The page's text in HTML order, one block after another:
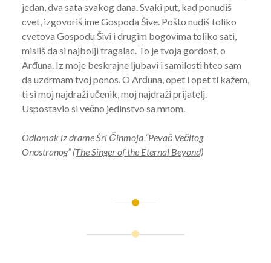
jedan, dva sata svakog dana. Svaki put, kad ponudiš
cvet, izgovoriš ime Gospoda Šive. Pošto nudiš toliko
cvetova Gospodu Šivi i drugim bogovima toliko sati,
misliš da si najbolji tragalac. To je tvoja gordost, o
Arđuna. Iz moje beskrajne ljubavi i samilosti hteo sam
da uzdrmam tvoj ponos. O Arđuna, opet i opet ti kažem,
ti si moj najdraži učenik, moj najdraži prijatelj.
Uspostavio si večno jedinstvo sa mnom.
Odlomak iz drame Šri Činmoja “Pevač Večitog
Onostranog”(The Singer of the Eternal Beyond)